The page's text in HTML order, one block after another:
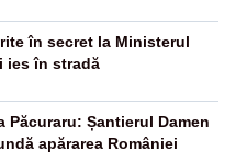
în secret la Ministerul
ies în stradă
Păcuraru: Șantierul Damen
apărarea României